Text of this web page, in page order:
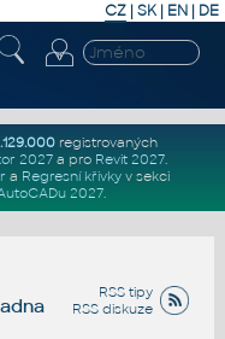
CZ | SK| EN | DE
registrovaných
2027a pro Revit 2027.
a Regresní křivkyv sekci
2027.
RSS tipy
RSS diskuze